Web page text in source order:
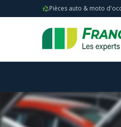
Pièces auto & moto